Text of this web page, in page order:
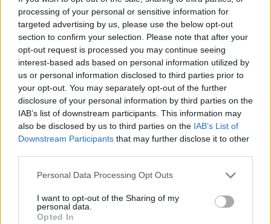
processing of your personal or sensitive information for
targeted advertising by us, please use the below opt-out
section to confirm your selection. Please note that after your
opt-out request is processed you may continue seeing
interest-based ads based on personal information utilized by
us or personal information disclosed to third parties prior to
your opt-out. You may separately opt-out of the further
disclosure of your personal information by third parties on the
IAB’s list of downstream participants. This information may
also be disclosed by us to third parties on the IAB’s List of
Downstream Participants that may further disclose it to other
Personal Data Processing Opt Outs
I want to opt-out of the Sharing of my
personal data.
Opted In
искате да започнете своя собствена тема,
първо ще трябва да влезете в играта. Моля,
регистрирайте се, ако нямате собствен акаунт.
Ние очакваме с нетърпение следващото ви
посещение във форума! Играйте тук
Кобрелия
Board Administrator
Team Farmerama BG
"Викингска сага"
Провеждат се Великите викингски игри и Ингрид,
гъската викинг, участва в състезанието за хвърляне
на брадви.
Ще й помогнеш ли да избере подходящата брадва,
за да уцели центъра на мишената?